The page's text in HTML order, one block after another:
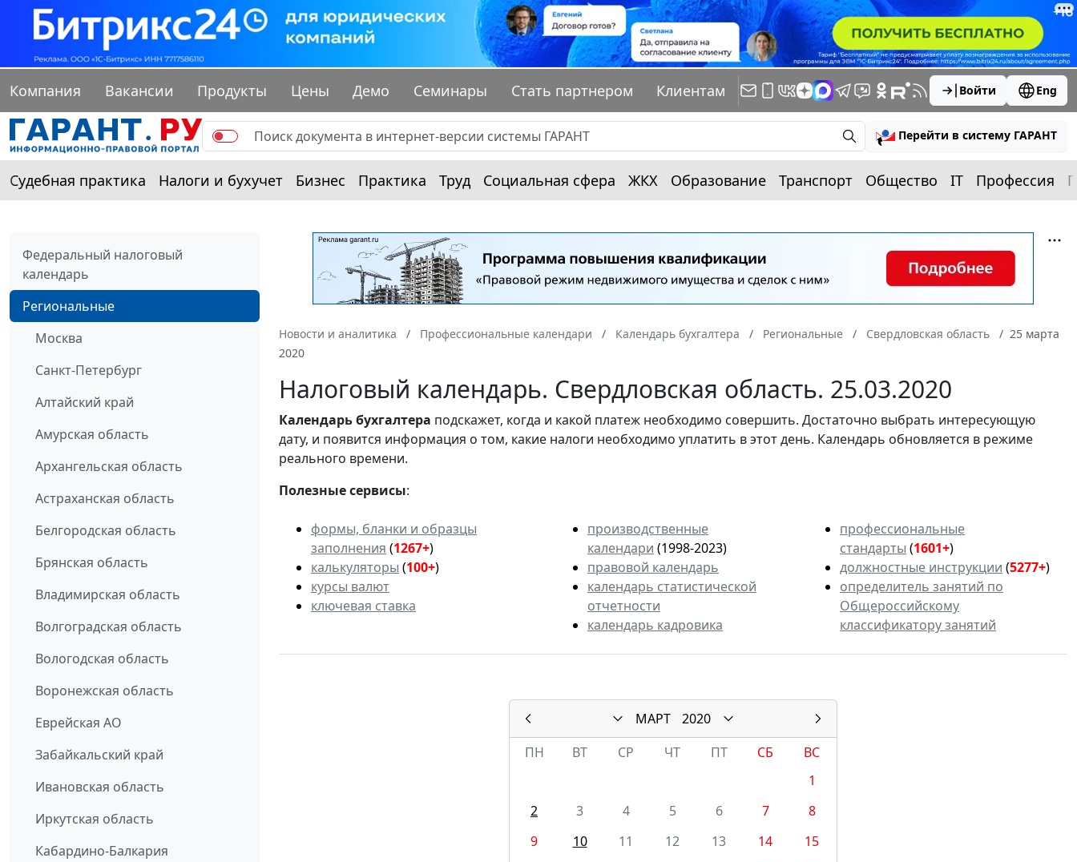
Компания Вакансии Продукты Цены Демо Семинары Стать партнером Клиентам Войти Eng
Перейти в систему ГАРАНТ
Судебная практика Налоги и бухучет Бизнес Практика Труд Социальная сфера ЖКХ Образование Транспорт Общество IT Профессия
Федеральный налоговый
календарь
Региональные
Москва
Санкт-Петербург
Алтайский край
Амурская область
Архангельская область
Астраханская область
Белгородская область
Брянская область
Владимирская область
Волгоградская область
Вологодская область
Воронежская область
Еврейская АО
Забайкальский край
Ивановская область
Иркутская область
Кабардино-Балкария
Новости и аналитика Профессиональные календари Календарь бухгалтера Региональные Свердловская область
25 марта
2020
Налоговый календарь. Свердловская область. 25.03.2020
Календарьбухгалтера подскажет, когда и какой платеж необходимо совершить. Достаточно выбрать интересующую
дату, и появится информация о том, какие налоги необходимо уплатить в этот день. Календарь обновляется в режиме
реального времени.
Полезные сервисы:
формы, бланки и образцы
заполнения (1267+)
калькуляторы (100+)
курсы валют
ключевая ставка
производственные
календари (1998-2023)
правовой календарь
календарь статистической
отчетности
календарь кадровика
профессиональные
стандарты (1601+)
должностные инструкции (5277+)
определитель занятий по
Общероссийскому
классификатору занятий
МАРТ
2020
ПН
ВТ СР ЧТ ПТ СБ
ВС
1
2
3 4 5 6 7
8
9
10 11 12 13 14
15